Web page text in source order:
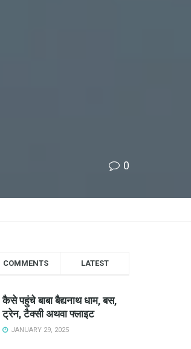
0
COMMENTS LATEST
कैसे पहुंचे बाबा बैद्यनाथ धाम, बस,
ट्रेन, टैक्सी अथवा फ्लाइट
JANUARY 29, 2025